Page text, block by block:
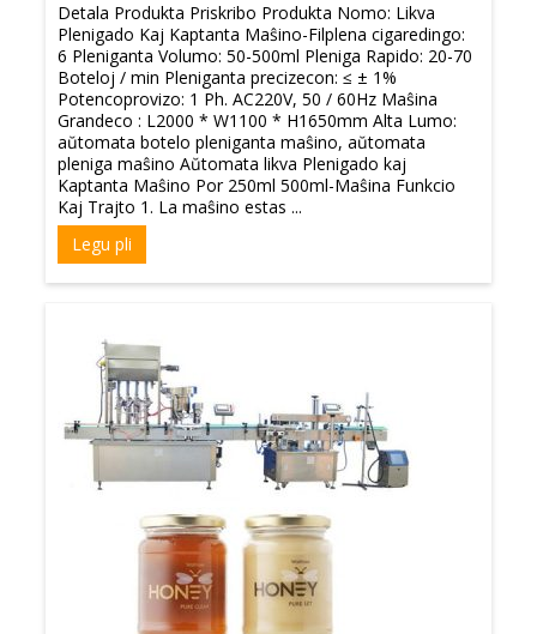
Detala Produkta Priskribo Produkta Nomo: Likva
Plenigado Kaj Kaptanta Maŝino-Filplena cigaredingo:
6 Pleniganta Volumo: 50-500ml Pleniga Rapido: 20-70
Boteloj / min Pleniganta precizecon: ≤ ± 1%
Potencoprovizo: 1 Ph. AC220V, 50 / 60Hz Maŝina
Grandeco : L2000 * W1100 * H1650mm Alta Lumo:
aŭtomata botelo pleniganta maŝino, aŭtomata
pleniga maŝino Aŭtomata likva Plenigado kaj
Kaptanta Maŝino Por 250ml 500ml-Maŝina Funkcio
Kaj Trajto 1. La maŝino estas ...
Legu pli